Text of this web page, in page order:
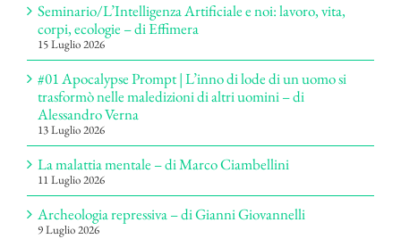
Seminario/L’Intelligenza Artificiale e noi: lavoro, vita,
corpi, ecologie – di Effimera
15 Luglio 2026
#01 Apocalypse Prompt | L’inno di lode di un uomo si
trasformò nelle maledizioni di altri uomini – di
Alessandro Verna
13 Luglio 2026
La malattia mentale – di Marco Ciambellini
11 Luglio 2026
Archeologia repressiva – di Gianni Giovannelli
9 Luglio 2026